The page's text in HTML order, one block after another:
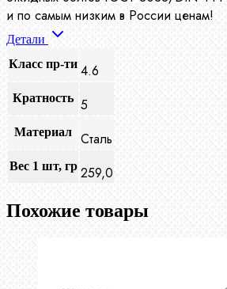
и по самым низким в России ценам!
Детали
Класс пр-ти 4.6
Кратность 5
Материал Сталь
Вес 1 шт, гр 259,0
Похожие товары